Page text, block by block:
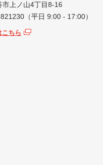
上ノ山4丁目8-16
（平日 9:00 - 17:00）
こちら